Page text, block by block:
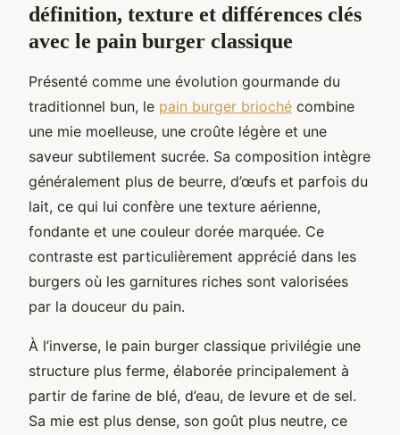
définition, texture et différences clés
avec le pain burger classique
Présenté comme une évolution gourmande du
traditionnel bun, le pain burger brioché combine
une mie moelleuse, une croûte légère et une
saveur subtilement sucrée. Sa composition intègre
généralement plus de beurre, d’œufs et parfois du
lait, ce qui lui confère une texture aérienne,
fondante et une couleur dorée marquée. Ce
contraste est particulièrement apprécié dans les
burgers où les garnitures riches sont valorisées
par la douceur du pain.
À l’inverse, le pain burger classique privilégie une
structure plus ferme, élaborée principalement à
partir de farine de blé, d’eau, de levure et de sel.
Sa mie est plus dense, son goût plus neutre, ce